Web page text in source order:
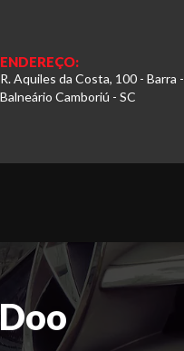
ENDEREÇO:
R. Aquiles da Costa, 100 - Barra -
Balneário Camboriú - SC